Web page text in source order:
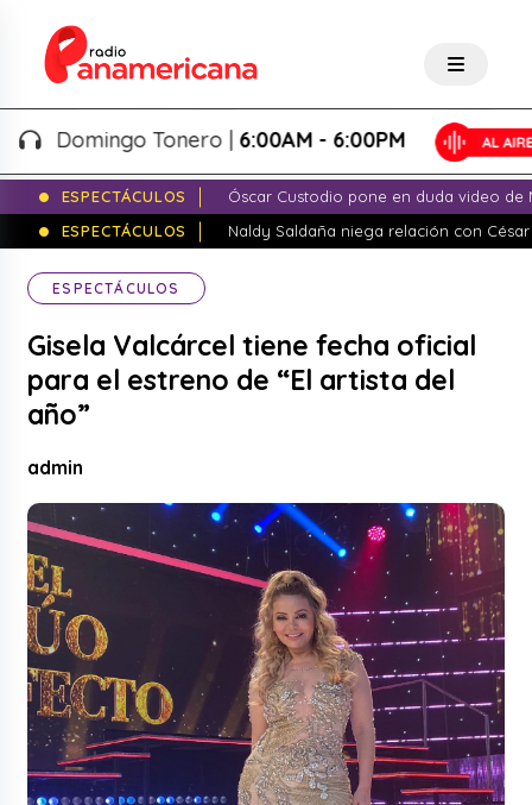
Domingo Tonero |6:00AM - 6:00PM
ESPECTÁCULOS
Óscar Custodio pone en duda video de
ESPECTÁCULOS
Naldy Saldaña niega relación con
ESPECTÁCULOS
Gisela Valcárcel tiene fecha oficial
para el estreno de “El artista del
año”
admin